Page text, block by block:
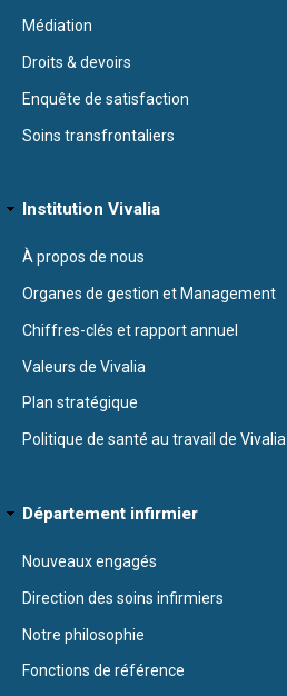
Médiation
Droits & devoirs
Enquête de satisfaction
Soins transfrontaliers
Institution Vivalia
À propos de nous
Organes de gestion et Management
Chiffres-clés et rapport annuel
Valeurs de Vivalia
Plan stratégique
Politique de santé au travail de Vivalia
Département infirmier
Nouveaux engagés
Direction des soins infirmiers
Notre philosophie
Fonctions de référence